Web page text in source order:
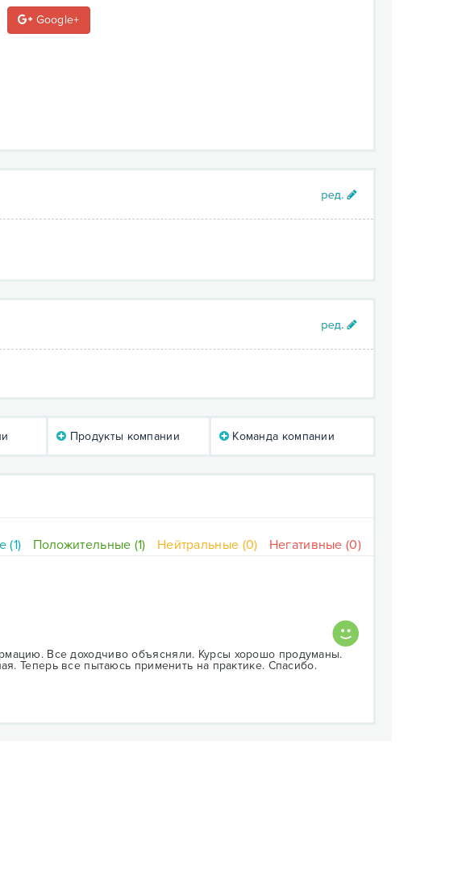
Google+
Продукты компании Команда компании
(1) Положительные (1) Нейтральные (0) Негативные (0)
Все доходчиво объясняли. Курсы хорошо продуманы.
Теперь все пытаюсь применить на практике. Спасибо.